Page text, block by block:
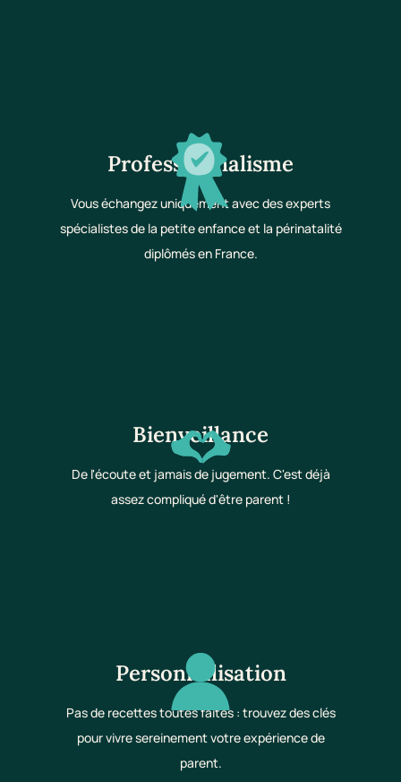
Professionnalisme
Vous échangez uniquement avec des experts
spécialistes de la petite enfance et la périnatalité
diplômés en France.
Bienveillance
De l'écoute et jamais de jugement. C'est déjà
assez compliqué d'être parent !
Personnalisation
Pas de recettes toutes faites : trouvez des clés
pour vivre sereinement votre expérience de
parent.